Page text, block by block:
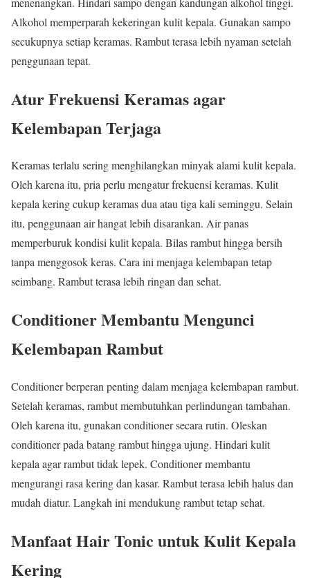
Alkohol memperparah kekeringan kulit kepala. Gunakan sampo
secukupnya setiap keramas. Rambut terasa lebih nyaman setelah
penggunaan tepat.
Atur Frekuensi Keramas agar
Kelembapan Terjaga
Keramas terlalu sering menghilangkan minyak alami kulit kepala.
Oleh karena itu, pria perlu mengatur frekuensi keramas. Kulit
kepala kering cukup keramas dua atau tiga kali seminggu. Selain
itu, penggunaan air hangat lebih disarankan. Air panas
memperburuk kondisi kulit kepala. Bilas rambut hingga bersih
tanpa menggosok keras. Cara ini menjaga kelembapan tetap
seimbang. Rambut terasa lebih ringan dan sehat.
Conditioner Membantu Mengunci
Kelembapan Rambut
Conditioner berperan penting dalam menjaga kelembapan rambut.
Setelah keramas, rambut membutuhkan perlindungan tambahan.
Oleh karena itu, gunakan conditioner secara rutin. Oleskan
conditioner pada batang rambut hingga ujung. Hindari kulit
kepala agar rambut tidak lepek. Conditioner membantu
mengurangi rasa kering dan kasar. Rambut terasa lebih halus dan
mudah diatur. Langkah ini mendukung rambut tetap sehat.
Manfaat Hair Tonic untuk Kulit Kepala
Kering